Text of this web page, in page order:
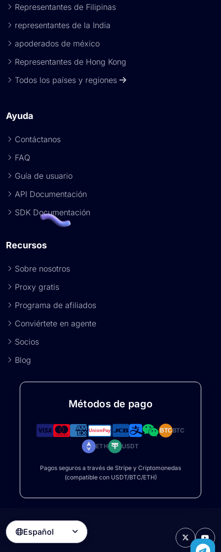
Representantes de Filipinas
representantes de la India
apoderados de méxico
Representantes de Hong Kong
Todos los países y regiones
Ayuda
Contáctanos
FAQ
Guía de usuario
API Documentación
SDK Documentación
Recursos
Sobre nosotros
Proxy gratis
Programa de afiliados
Conviértete en agente
Socios
Blog
Métodos de pago
BTCBTC
ETH USDT
Pagos seguros a través de Stripe y Criptomonedas
(compatible con USDT/BTC/ETH)
Español 